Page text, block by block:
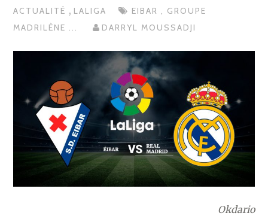
ACTUALITÉ , LALIGA EIBAR , GROUPE
MADRILÈNE ... DARRYL MOUSSADJI
Okdario